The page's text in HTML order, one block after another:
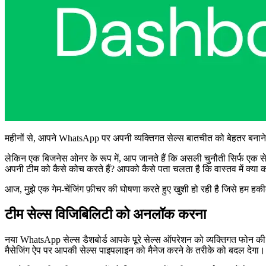
महीनों से, आपने WhatsApp पर अपनी व्यक्तिगत सेल्स बातचीत को बेहतर
लेकिन एक बिजनेस ओनर के रूप में, आप जानते हैं कि असली चुनौती सिर्फ एक
अपनी टीम को कैसे कोच करते हैं? आपको कैसे पता चलता है कि वास्तव में क्या
आज, मुझे एक गेम-चेंजिंग फ़ीचर की घोषणा करते हुए खुशी हो रही है जिसे हम
टीम सेल्स विजिबिलिटी को अनलॉक करना
नया WhatsApp सेल्स डैशबोर्ड आपके पूरे सेल्स ऑपरेशन को व्यक्तिगत फोन
मैसेजिंग ऐप पर आपकी सेल्स पाइपलाइन को मैनेज करने के तरीके को बदल देगा।